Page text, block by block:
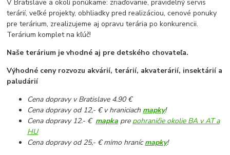
V Bratislave a okolí ponúkame: zriaďovanie, pravidelný servis
terárií, veľké projekty, obhliadky pred realizáciou, cenové ponuky
pre terárium, zrealizujeme aj opravu terária po konkurencii.
Terárium komplet na kľúč!
Naše terárium je vhodné aj pre detského chovateľa.
Výhodné ceny rozvozu akvárií, terárií, akvaterárií, insektárií a
paludárií
Cena dopravy v Bratislave 4.90 €
Cena dopravy od 12,- € v hraniciach mapky!
Cena dopravy 12.- € mapka pre pohraničie okolie BA v AT a
HU
Cena dopravy od 25,- € mimo hranícmapky!